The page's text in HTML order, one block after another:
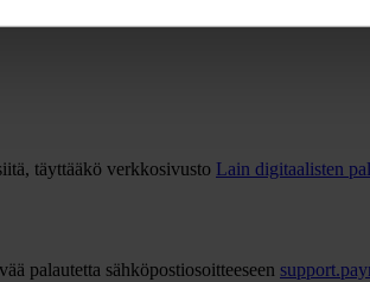
täyttääkö verkkosivusto Lain digitaalisten
palautetta sähköpostiosoitteeseen